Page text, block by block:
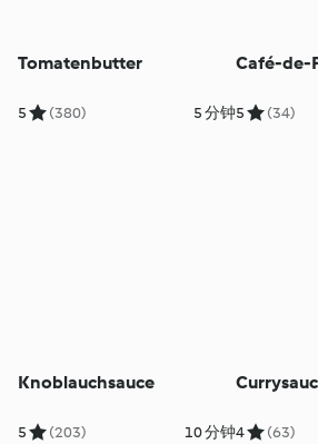
Tomatenbutter
5 (380) 5 分钟
Café-de-
5 (34)
Knoblauchsauce
5 (203) 10 分钟4 (63)